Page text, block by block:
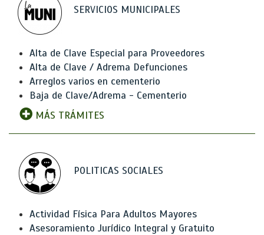
SERVICIOS MUNICIPALES
Alta de Clave Especial para Proveedores
Alta de Clave / Adrema Defunciones
Arreglos varios en cementerio
Baja de Clave/Adrema - Cementerio
MÁS TRÁMITES
POLITICAS SOCIALES
Actividad Física Para Adultos Mayores
Asesoramiento Jurídico Integral y Gratuito